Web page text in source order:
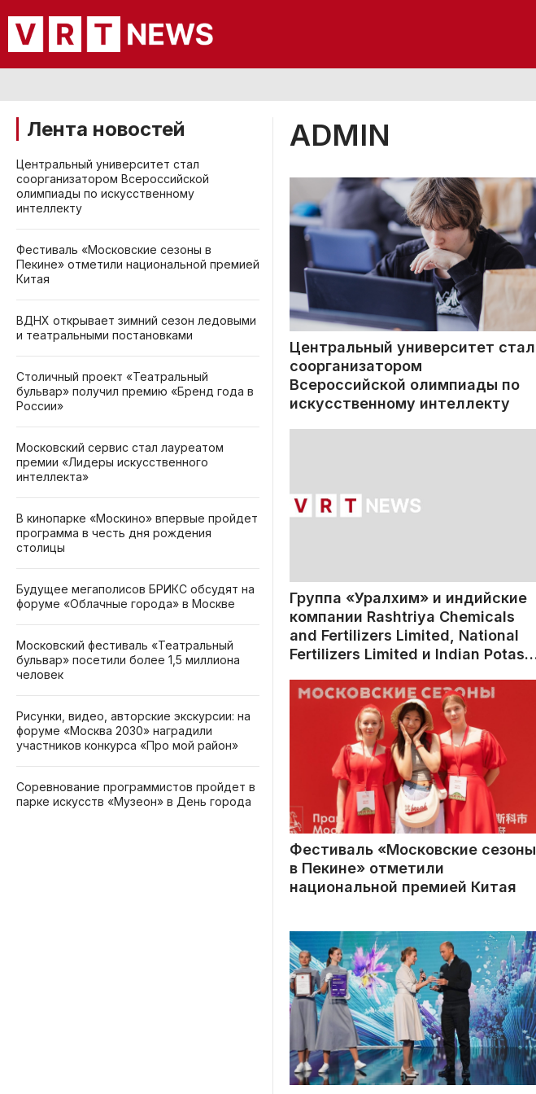
Лента новостей
Центральный университет стал
соорганизатором Всероссийской
олимпиады по искусственному
интеллекту
Фестиваль «Московские сезоны в
Пекине» отметили национальной премией
Китая
ВДНХ открывает зимний сезон ледовыми
и театральными постановками
Столичный проект «Театральный
бульвар» получил премию «Бренд года в
России»
Московский сервис стал лауреатом
премии «Лидеры искусственного
интеллекта»
В кинопарке «Москино» впервые пройдет
программа в честь дня рождения
столицы
Будущее мегаполисов БРИКС обсудят на
форуме «Облачные города» в Москве
Московский фестиваль «Театральный
бульвар» посетили более 1,5 миллиона
человек
Рисунки, видео, авторские экскурсии: на
форуме «Москва 2030» наградили
участников конкурса «Про мой район»
Соревнование программистов пройдет в
парке искусств «Музеон» в День города
ADMIN
Центральный университет стал
соорганизатором
Всероссийской олимпиады по
искусственному интеллекту
Группа «Уралхим» и индийские
компании Rashtriya Chemicals
and Fertilizers Limited, National
Fertilizers Limited и Indian Potash
о создании совместного
предприятия по производству
карбамида в России
Фестиваль «Московские сезоны
в Пекине» отметили
национальной премией Китая